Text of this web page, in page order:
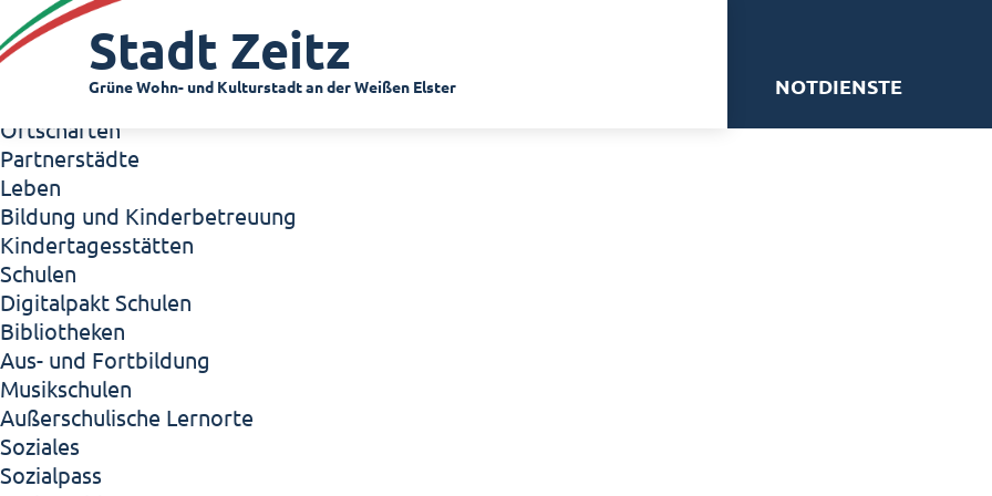
Zeitz - Die Kleinstadt
Willkommen in Zeitz!
Interview mit Oberbürgermeister Christian Thieme
Zeitz - Stadt der Zukunft
Ortschaften
Partnerstädte
Leben
Bildung und Kinderbetreuung
Kindertagesstätten
Schulen
Digitalpakt Schulen
Bibliotheken
Aus- und Fortbildung
Musikschulen
Außerschulische Lernorte
Soziales
Sozialpass
Stadt Zeitz
Grüne Wohn- und Kulturstadt an der Weißen Elster NOTDIENSTE